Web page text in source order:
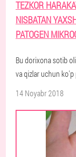
TEZKOR
NISBATAN
PATOGEN
Bu dorixona sotib
va qizlar uchun
14 Noyabr 2018